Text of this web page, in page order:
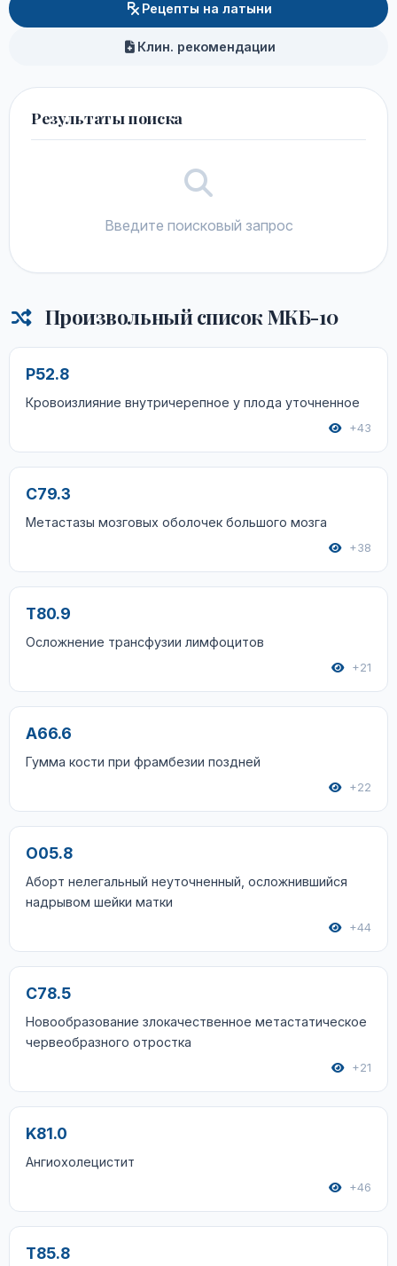
Рецепты на латыни
Клин. рекомендации
Результаты поиска
Введите поисковый запрос
Произвольный список МКБ-10
P52.8
Кровоизлияние внутричерепное у плода уточненное
+43
C79.3
Метастазы мозговых оболочек большого мозга
+38
T80.9
Осложнение трансфузии лимфоцитов
+21
A66.6
Гумма кости при фрамбезии поздней
+22
O05.8
Аборт нелегальный неуточненный, осложнившийся
надрывом шейки матки
+44
C78.5
Новообразование злокачественное метастатическое
червеобразного отростка
+21
K81.0
Ангиохолецистит
+46
T85.8